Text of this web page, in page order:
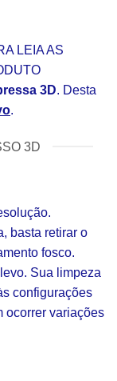
LEIA AS
3D. Desta
.
3D
basta retirar o
fosco.
Sua limpeza
configurações
ocorrer variações